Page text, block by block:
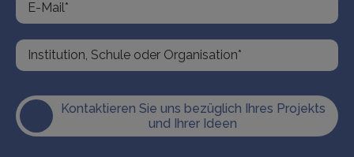
Kontaktieren Sie uns bezüglich Ihres Projekts
und Ihrer Ideen